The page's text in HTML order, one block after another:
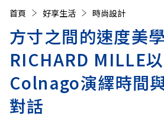
首頁 好享生活 時尚設計
方寸之間的速度美
RICHARD MILLE
Colnago演繹時間
對話